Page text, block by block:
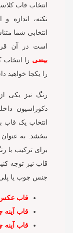
انتخاب قاب
نکته، اندازه
انتخابی شما
است در آن
بیضی را
را یکجا خواهید
رنگ نیز یکی
دکوراسیون
انتخاب یک قاب
ببخشد. به عنوان
برای ترکیب با
قاب نیز توجه
جنس چوب یا
قاب
قاب آینه
قاب